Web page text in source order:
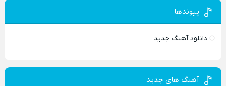
پیوندها
دانلود آهنگ جدید
آهنگ های جدید